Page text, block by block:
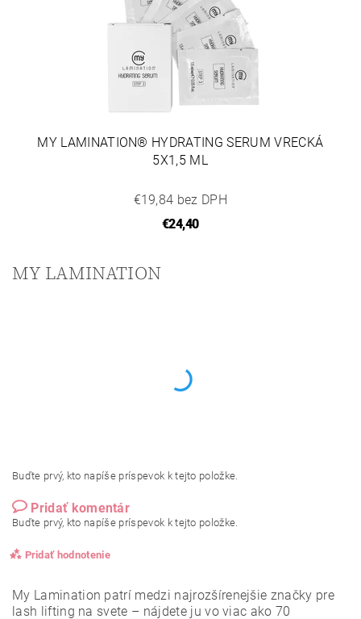
MY LAMINATION® HYDRATING SERUM VRECKÁ
5X1,5 ML
€19,84 bez DPH
€24,40
MY LAMINATION
Buďte prvý, kto napíše príspevok k tejto položke.
Pridať komentár
Buďte prvý, kto napíše príspevok k tejto položke.
Pridať hodnotenie
My Lamination patrí medzi najrozšírenejšie značky pre
lash lifting na svete – nájdete ju vo viac ako 70